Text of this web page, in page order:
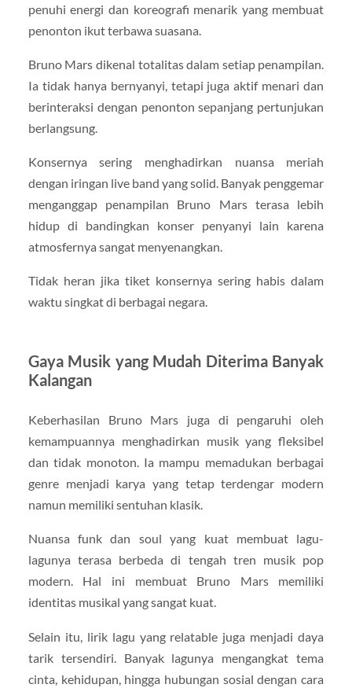
penuhi energi dan koreografi menarik yang membuat
penonton ikut terbawa suasana.
Bruno Mars dikenal totalitas dalam setiap penampilan.
Ia tidak hanya bernyanyi, tetapi juga aktif menari dan
berinteraksi dengan penonton sepanjang pertunjukan
berlangsung.
Konsernya sering menghadirkan nuansa meriah
dengan iringan live band yang solid. Banyak penggemar
menganggap penampilan Bruno Mars terasa lebih
hidup di bandingkan konser penyanyi lain karena
atmosfernya sangat menyenangkan.
Tidak heran jika tiket konsernya sering habis dalam
waktu singkat di berbagai negara.
Gaya Musik yang Mudah Diterima Banyak
Kalangan
Keberhasilan Bruno Mars juga di pengaruhi oleh
kemampuannya menghadirkan musik yang fleksibel
dan tidak monoton. Ia mampu memadukan berbagai
genre menjadi karya yang tetap terdengar modern
namun memiliki sentuhan klasik.
Nuansa funk dan soul yang kuat membuat lagu-
lagunya terasa berbeda di tengah tren musik pop
modern. Hal ini membuat Bruno Mars memiliki
identitas musikal yang sangat kuat.
Selain itu, lirik lagu yang relatable juga menjadi daya
tarik tersendiri. Banyak lagunya mengangkat tema
cinta, kehidupan, hingga hubungan sosial dengan cara